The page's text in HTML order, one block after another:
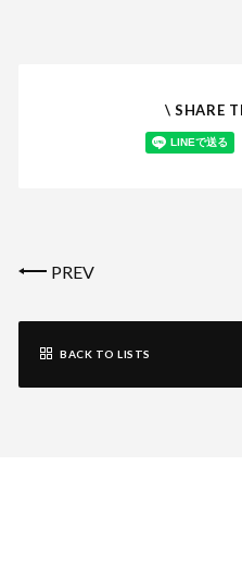
\ SHARE
PREV
BACK TO LISTS